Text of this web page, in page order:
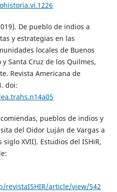
De pueblo de indios a
y estrategias en las
locales de Buenos
Santa Cruz de los Quilmes,
Revista Americana de
doi:
pueblos de indios y
del Oidor Luján de Vargas a
XVII). Estudios del ISHiR,
revistaISHIR/article/view/542